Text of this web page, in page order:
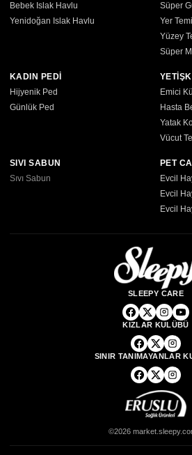
Bebek Islak Havlu
Yenidoğan Islak Havlu
Süper
Yer
Yüzey
Süper
KADIN PEDİ
Hijyenik Ped
Günlük Ped
Emici
Hasta
Yatak
Vücut
SIVI SABUN
Sıvı Sabun
PET
Evcil
Evcil
Evcil
SLEEPY CARE
KIZLAR KULÜBÜ
SINIR TANIMAYANLAR
©2026